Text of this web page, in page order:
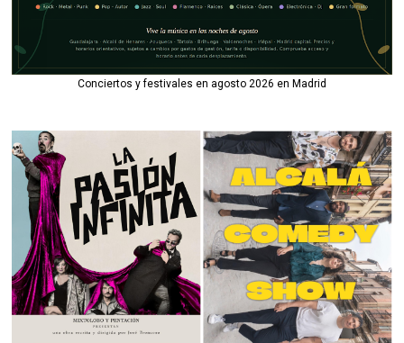
Conciertos y festivales en agosto 2026 en Madrid